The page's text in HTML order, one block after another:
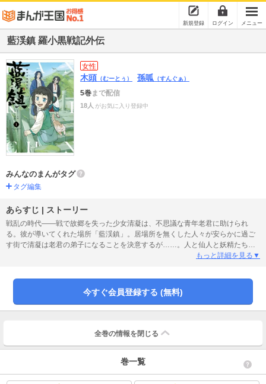
新規登録 ログイン メニュー
藍渓鎮 羅小黒戦記外伝
女性
木頭 （むーとぅ） 孫呱 （すんぐぁ）
5巻まで配信
18人 がお気に入り登録中
みんなのまんがタグ
タグ編集
あらすじ | ストーリー
戦乱の時代――戦で故郷を失った少女清凝は、不思議な青年老君に助けられ
る。彼が導いてくれた場所「藍渓鎮」。居場所を無くした人々が安らかに過ご
す街で清凝は老君の弟子になることを決意するが……。人と仙人と妖精たちが
もっと詳細を見る▼
今すぐ会員登録する (無料)
全巻の情報を 閉じる
巻一覧